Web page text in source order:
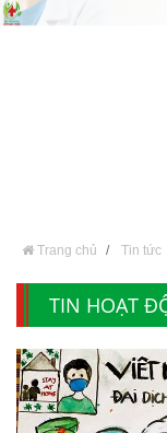
Trang chủ Tin tức
TIN HOẠT